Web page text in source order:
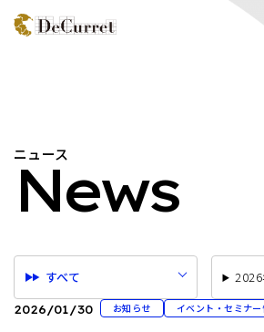
ニュース
News
すべて
2026/01/30 お知らせ イベント・セミナー